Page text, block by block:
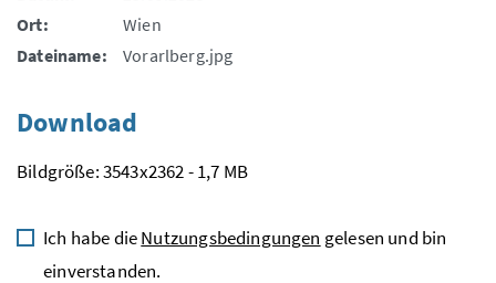
Ort:
Wien
Dateiname:
Vorarlberg.jpg
Download
Bildgröße: 3543x2362 - 1,7 MB
Ich habe dieNutzungsbedingungen gelesen und bin
einverstanden.